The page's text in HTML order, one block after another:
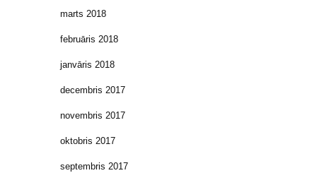
marts 2018
februāris 2018
janvāris 2018
decembris 2017
novembris 2017
oktobris 2017
septembris 2017